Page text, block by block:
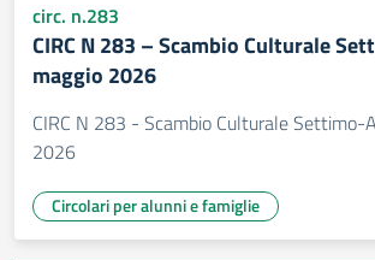
circ. n.283
CIRC N 283 – Scambio Culturale
maggio 2026
CIRC N 283 - Scambio Culturale Settimo-
2026
Circolari per alunni e famiglie